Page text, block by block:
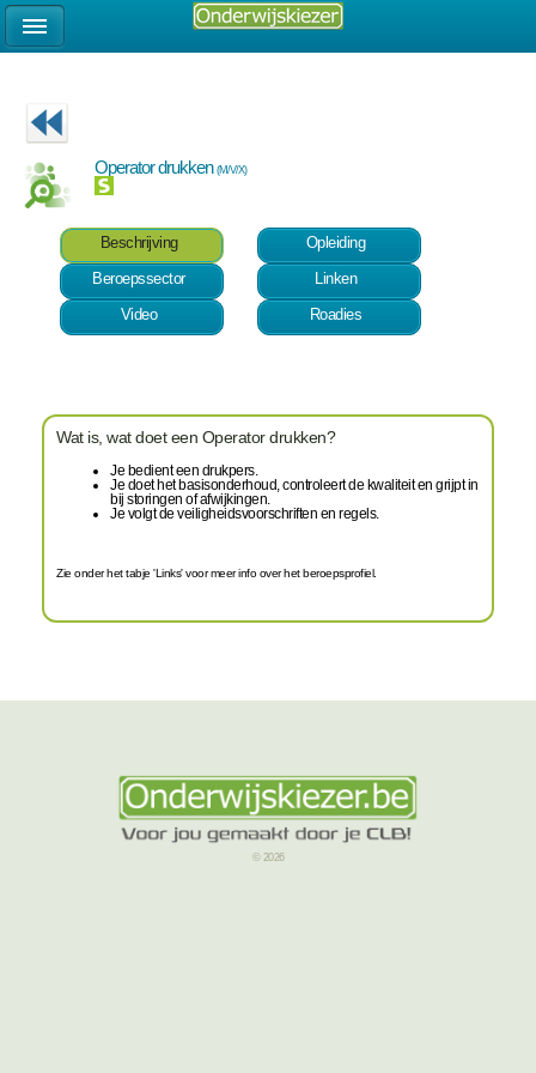
Operator drukken(M/V/X)
Beschrijving
Opleiding
Beroepssector
Linken
Video
Roadies
Wat is, wat doet een Operator drukken?
Je bedient een drukpers.
Je doet het basisonderhoud, controleert de kwaliteit en grijpt in
bij storingen of afwijkingen.
Je volgt de veiligheidsvoorschriften en regels.
Zie onder het tabje 'Links' voor meer info over het beroepsprofiel.
© 2026